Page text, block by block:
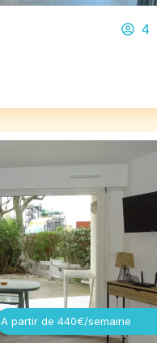
4
A partir de 440€/semaine